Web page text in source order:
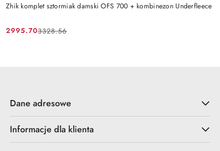
Zhik komplet sztormiak damski OFS 700 + kombinezon Underfleece
Cena
2995.70
Cena
3328.56
Dane adresowe
Informacje dla klienta